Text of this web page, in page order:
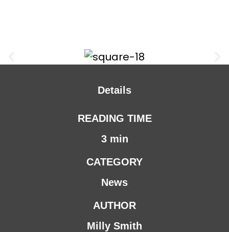
Details
READING TIME
3 min
CATEGORY
News
AUTHOR
Milly Smith